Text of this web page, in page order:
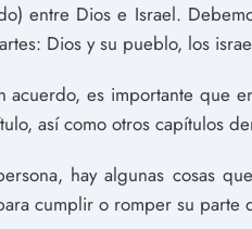
entre Dios e Israel.
Dios y su pueblo, los
acuerdo, es importante que
así como otros capítulos
hay algunas cosas
cumplir o romper su parte